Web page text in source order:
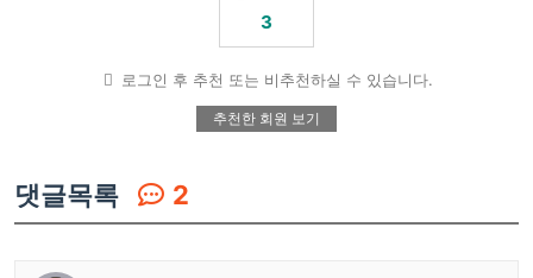
3
로그인 후 추천 또는 비추천하실 수 있습니다.
추천한 회원 보기
댓글목록 2